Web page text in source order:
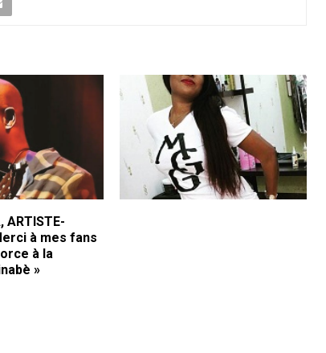
ARTISTE-
à mes fans
à la
»